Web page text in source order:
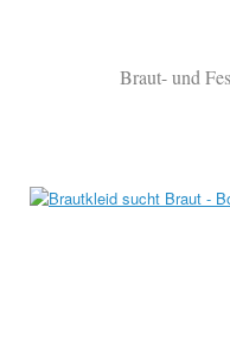
Braut- und